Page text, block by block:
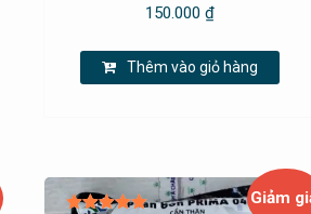
150.000₫
Thêm vào giỏ hàng
Giảm